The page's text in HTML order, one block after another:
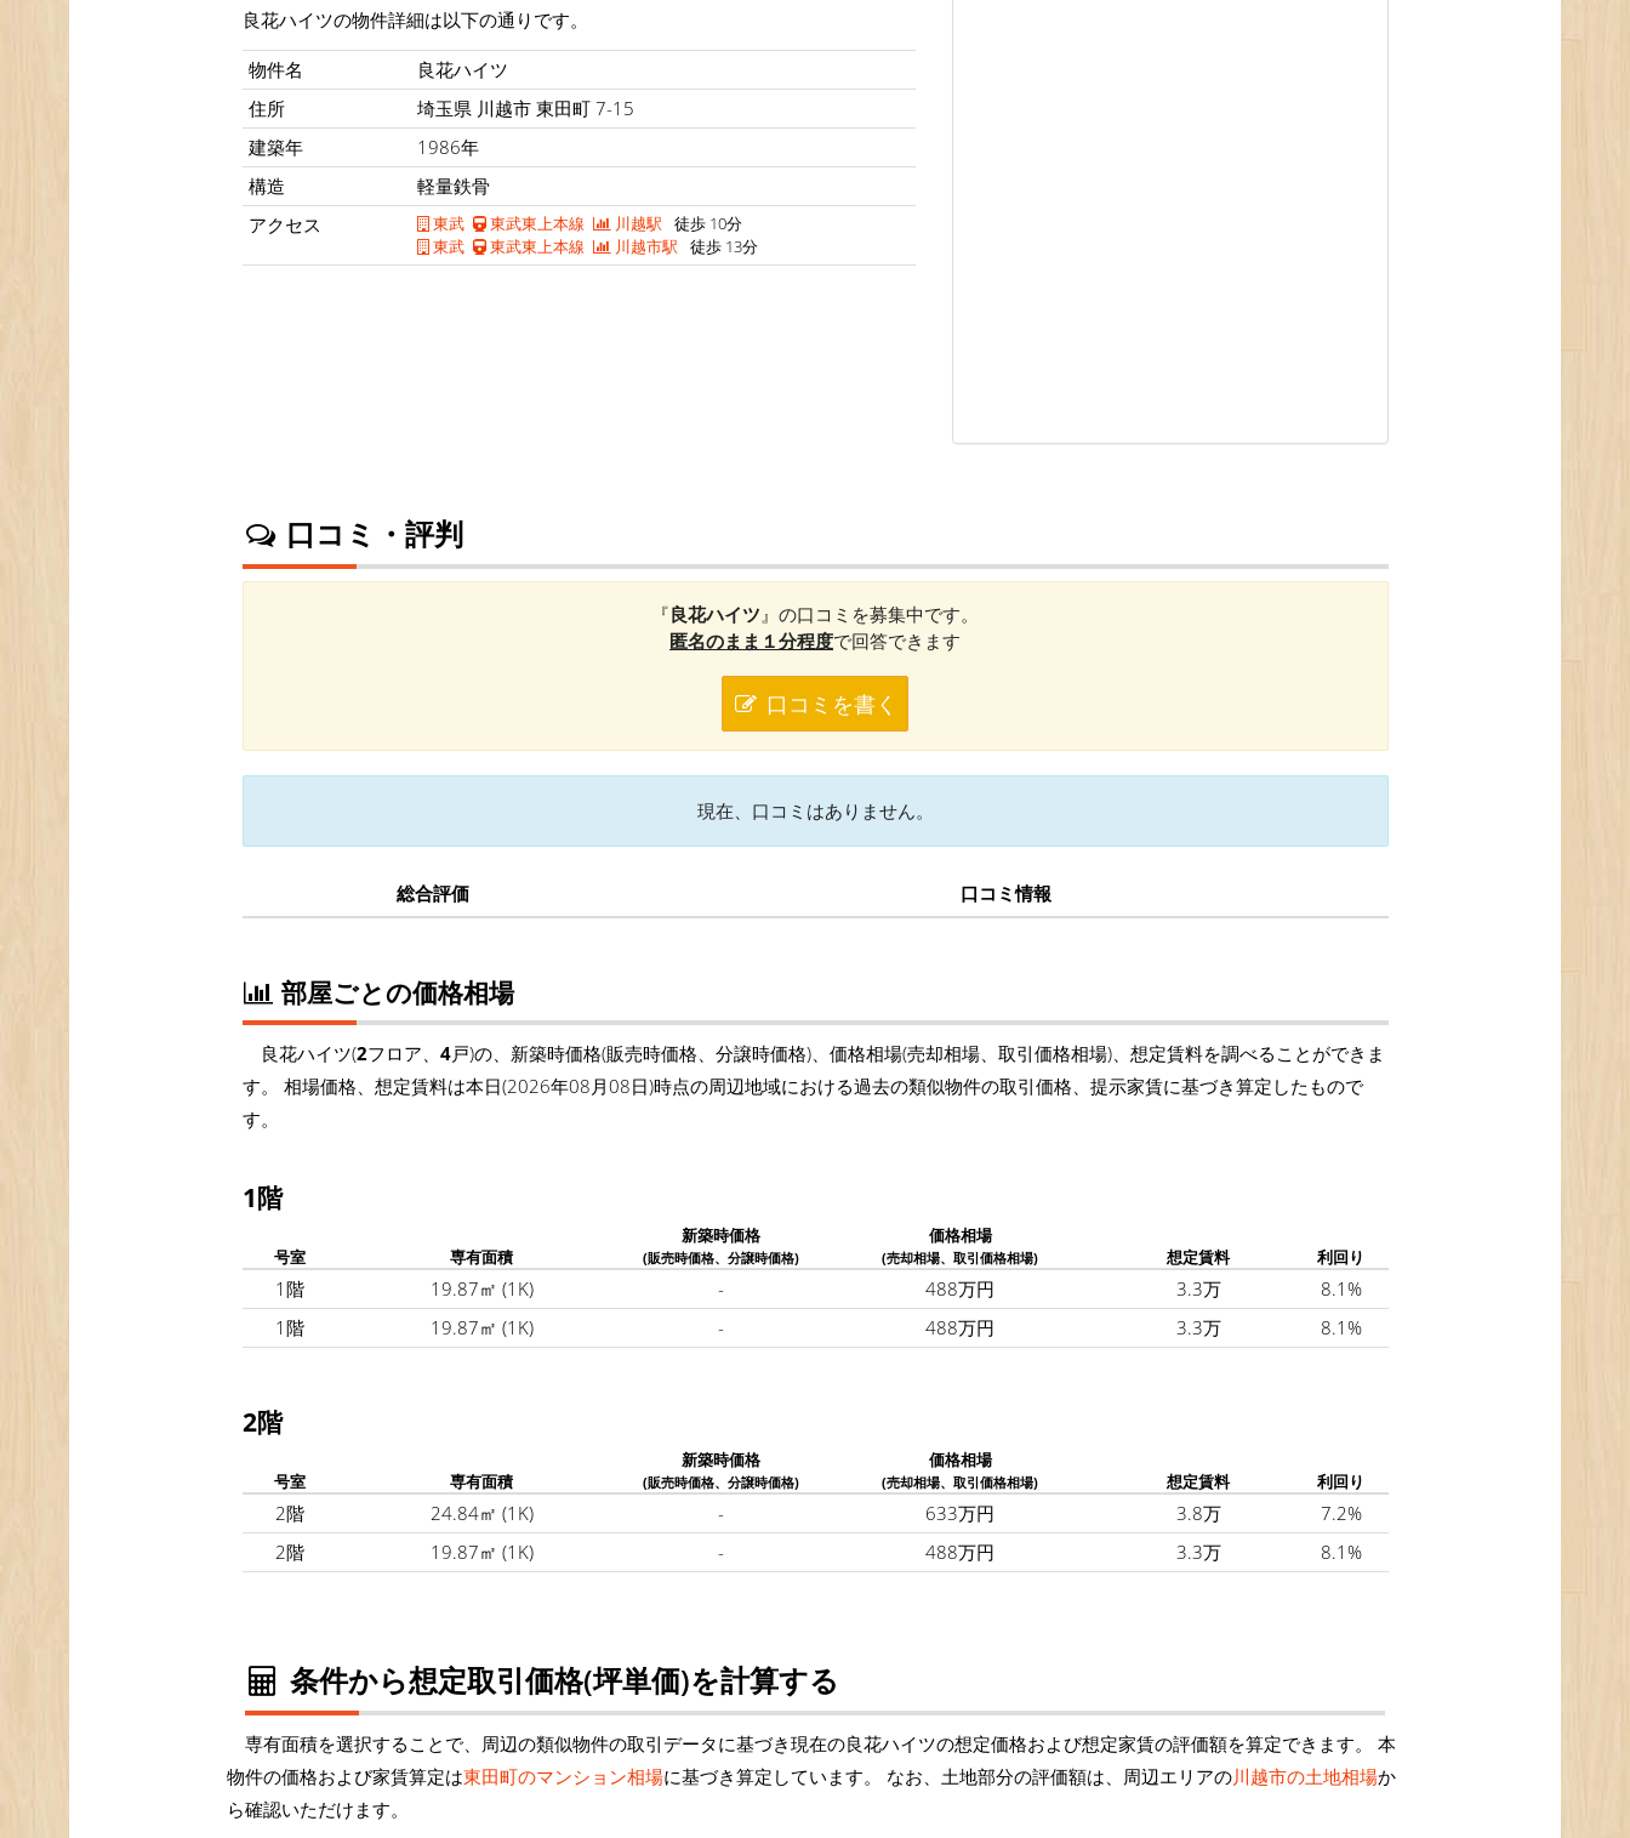
良花ハイツの物件詳細は以下の通りです。
物件名
良花ハイツ
住所
埼玉県 川越市 東田町 7-15
建築年
1986年
構造
軽量鉄骨
アクセス
東武 東武東上本線 川越駅 徒歩 10分
東武
東武東上本線 川越市駅 徒歩 13分
口コミ・評判
『良花ハイツ』の口コミを募集中です。
匿名のまま１分程度で回答できます
口コミを書く
現在、口コミはありません。
総合評価 口コミ情報
部屋ごとの価格相場
良花ハイツ(2フロア、 4戸)の、新築時価格(販売時価格、分譲時価格)、価格相場(売却相場、取引価格相場)、想定賃料を調べることができま
す。 相場価格、想定賃料は本日(2026年08月08日)時点の周辺地域における過去の類似物件の取引価格、提示家賃に基づき算定したもので
す。
1階
号室 専有面積
新築時価格
(販売時価格、分譲時価格)
価格相場
(売却相場、取引価格相場) 想定賃料 利回り
1階 19.87㎡ (1K) - 488万円 3.3万
8.1%
1階
19.87㎡ (1K) - 488万円 3.3万 8.1%
2階
号室 専有面積
新築時価格
(販売時価格、分譲時価格)
価格相場
(売却相場、取引価格相場) 想定賃料 利回り
2階 24.84㎡ (1K) - 633万円 3.8万
7.2%
2階
19.87㎡ (1K) - 488万円 3.3万 8.1%
条件から想定取引価格(坪単価)を計算する
専有面積を選択することで、周辺の類似物件の取引データに基づき現在の良花ハイツの想定価格および想定家賃の評価額を算定できます。 本
物件の価格および家賃算定は東田町のマンション相場に基づき算定しています。 なお、土地部分の評価額は、周辺エリアの川越市の土地相場か
ら確認いただけます。